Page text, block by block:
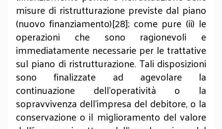
misure di ristrutturazione previste dal piano
(nuovo finanziamento)[28]; come pure (ii) le
operazioni che sono ragionevoli e
immediatamente necessarie per le trattative
sul piano di ristrutturazione. Tali disposizioni
sono finalizzate ad agevolare la
continuazione dell'operatività o la
sopravvivenza dell'impresa del debitore, o la
conservazione o il miglioramento del valore